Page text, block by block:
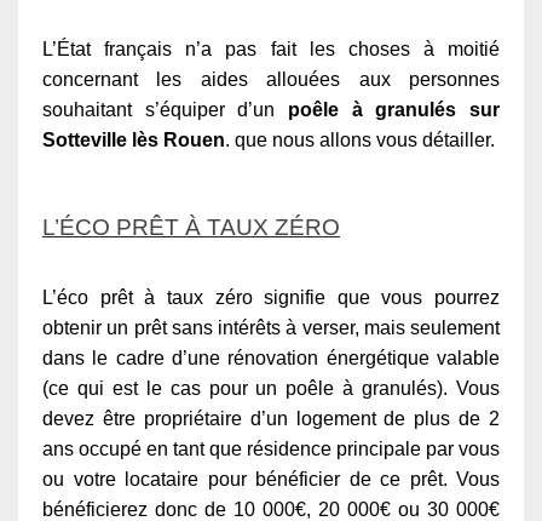
L’État français n’a pas fait les choses à moitié
concernant les aides allouées aux personnes
souhaitant s’équiper d’un poêle à granulés sur
Sotteville lès Rouen. que nous allons vous détailler.
L’ÉCO PRÊT À TAUX ZÉRO
L’éco prêt à taux zéro signifie que vous pourrez
obtenir un prêt sans intérêts à verser, mais seulement
dans le cadre d’une rénovation énergétique valable
(ce qui est le cas pour un poêle à granulés). Vous
devez être propriétaire d’un logement de plus de 2
ans occupé en tant que résidence principale par vous
ou votre locataire pour bénéficier de ce prêt. Vous
bénéficierez donc de 10 000€, 20 000€ ou 30 000€